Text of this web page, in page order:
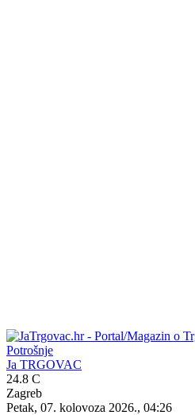
Ja TRGOVAC
24.8 C
Zagreb
Petak, 07. kolovoza 2026., 04:26